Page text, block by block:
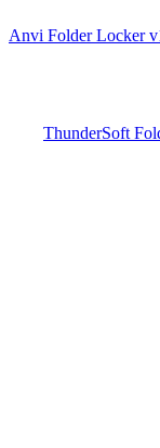
Anvi Folder